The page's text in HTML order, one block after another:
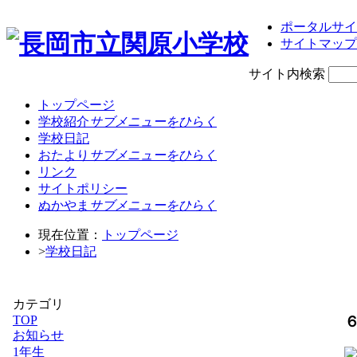
ポータルサ
サイトマップ
サイト内検索
トップページ
学校紹介サブメニューをひらく
学校日記
おたより サブメニューをひらく
リンク
サイトポリシー
ぬかやま サブメニューをひらく
現在位置：
トップページ
>学校日記